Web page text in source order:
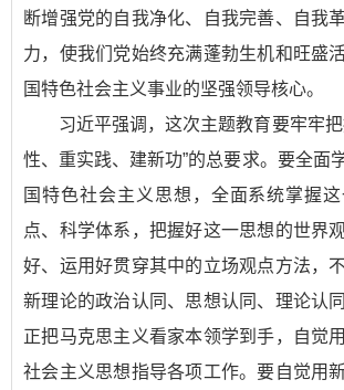
断增强党的自我净化、自我完善、自我
力，使我们党始终充满蓬勃生机和旺盛
国特色社会主义事业的坚强领导核心。
习近平强调，这次主题教育要牢牢
性、重实践、建新功”的总要求。要全面
国特色社会主义思想，全面系统掌握
点、科学体系，把握好这一思想的世界
好、运用好贯穿其中的立场观点方法，
新理论的政治认同、思想认同、理论认
正把马克思主义看家本领学到手，自觉
社会主义思想指导各项工作。要自觉用